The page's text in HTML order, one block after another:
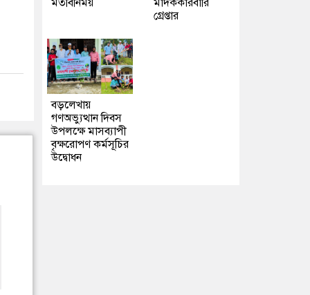
মতবিনিময়
মাদককারবারি
গ্রেপ্তার
বড়লেখায়
গণঅভ্যুত্থান দিবস
উপলক্ষে মাসব্যাপী
বৃক্ষরোপণ কর্মসূচির
উদ্বোধন